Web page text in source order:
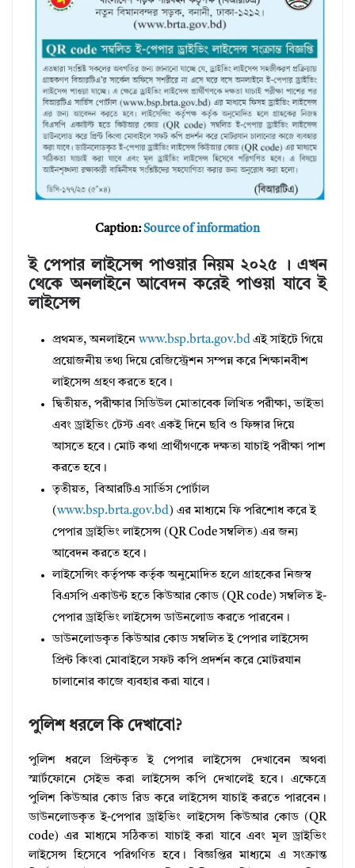
Caption:Source of information
ই পেপার লাইসেন্স পাওয়ার নিয়ম ২০২৫ । এখন
থেকে অনলাইনে আবেদন করেই পাওয়া যাবে ই
লাইসেন্স
প্রথমত, অনলাইনে www.bsp.brta.gov.bd এই সাইটে গিয়ে
প্রয়োজনীয় তথ্য দিয়ে রেজিস্ট্রেশন সম্পন্ন করে শিক্ষানবীশ
লাইসেন্স গ্রহণ করতে হবে।
দ্বিতীয়ত, পরীক্ষার সিডিউল মোতাবেক লিখিত পরীক্ষা, ভাইভা
এবং ড্রাইভিং টেস্ট এবং একই দিনে ছবি ও ফিঙ্গার দিয়ে
আসতে হবে। মোট কথা প্রার্থীগণকে দক্ষতা যাচাই পরীক্ষা পাশ
করতে হবে।
তৃতীয়ত, বিআরটিএ সার্ভিস পোর্টাল
(www.bsp.brta.gov.bd) এর মাধ্যমে ফি পরিশোধ করে ই
পেপার ড্রাইভিং লাইসেন্স (QR Code সম্বলিত) এর জন্য
আবেদন করতে হবে।
লাইসেন্সিং কর্তৃপক্ষ কর্তৃক অনুমোদিত হলে গ্রাহকের নিজস্ব
বিএসপি একাউন্ট হতে কিউআর কোড (QR code) সম্বলিত ই-
পেপার ড্রাইভিং লাইসেন্স ডাউনলোড করতে পারবেন।
ডাউনলোডকৃত কিউআর কোড সম্বলিত ই পেপার লাইসেন্স
প্রিন্ট কিংবা মোবাইলে সফট কপি প্রদর্শন করে মোটরযান
চালানোর কাজে ব্যবহার করা যাবে।
পুলিশ ধরলে কি দেখাবো?
পুলিশ ধরলে প্রিন্টকৃত ই পেপার লাইসেন্স দেখাবেন অথবা
স্মার্টফোনে সেইভ করা লাইসেন্স কপি দেখালেই হবে। এক্ষেত্রে
পুলিশ কিউআর কোড রিড করে লাইসেন্স যাচাই করতে পারবেন।
ডাউনলোডকৃত ই-পেপার ড্রাইভিং লাইসেন্স কিউআর কোড (QR
code) এর মাধ্যমে সঠিকতা যাচাই করা যাবে এবং মূল ড্রাইভিং
লাইসেন্স হিসেবে পরিগণিত হবে। বিজ্ঞপ্তির মাধ্যমে এ সংক্রান্ত